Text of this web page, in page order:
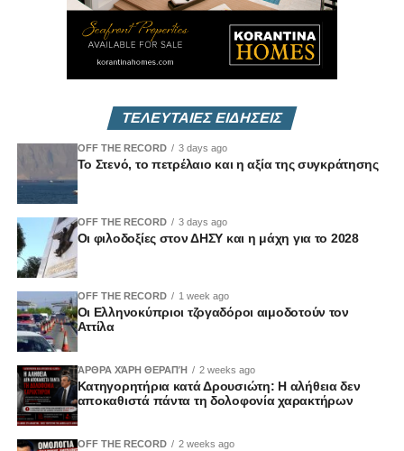
ΤΕΛΕΥΤΑΙΕΣ ΕΙΔΗΣΕΙΣ
OFF THE RECORD 3 days ago
Το Στενό, το πετρέλαιο και η αξία της συγκράτησης
OFF THE RECORD 3 days ago
Οι φιλοδοξίες στον ΔΗΣΥ και η μάχη για το 2028
OFF THE RECORD 1 week ago
Οι Ελληνοκύπριοι τζογαδόροι αιμοδοτούν τον
Αττίλα
ΆΡΘΡΑ ΧΆΡΗ ΘΕΡΑΠΉ 2 weeks ago
Κατηγορητήρια κατά Δρουσιώτη: Η αλήθεια δεν
αποκαθιστά πάντα τη δολοφονία χαρακτήρων
OFF THE RECORD 2 weeks ago